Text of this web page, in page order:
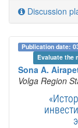
Discussion
Publication date:
Evaluate the
Sona A.
Volga Region